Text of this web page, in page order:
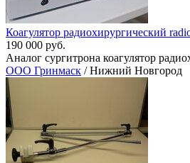
Коагулятор радиохирургический
190 000 руб.
Аналог сургитрона коагулятор
ООО Гринмаск / Нижний Новгород